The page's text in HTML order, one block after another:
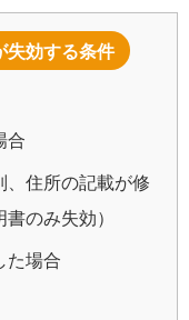
失効する条件
合
住所の記載が修
のみ失効）
た場合